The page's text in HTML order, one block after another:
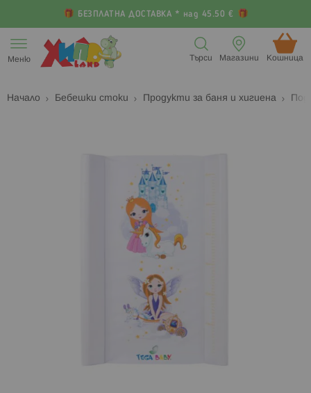
БЕЗПЛАТНА ДОСТАВКА * над 45.50 €
към
съдържанието
Меню Кошница (
Магазини
Търси
Начало Бебешки стоки Продукти за баня и хигиена